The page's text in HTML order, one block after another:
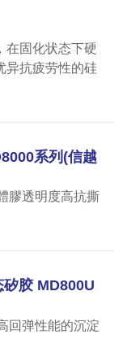
在固化状态下硬
异抗疲劳性的硅
系列(信越
膠透明度高抗撕
胶 MD800U
回弹性能的沉淀